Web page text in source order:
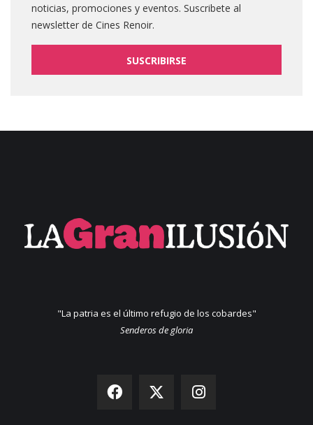
noticias, promociones y eventos. Suscribete al
newsletter de Cines Renoir.
SUSCRIBIRSE
"La patria es el último refugio de los cobardes"
Senderos de gloria